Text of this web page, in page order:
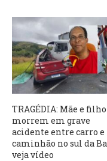
TRAGÉDIA: Mãe e filho
morrem em grave
acidente entre carro e
caminhão no sul da
veja vídeo